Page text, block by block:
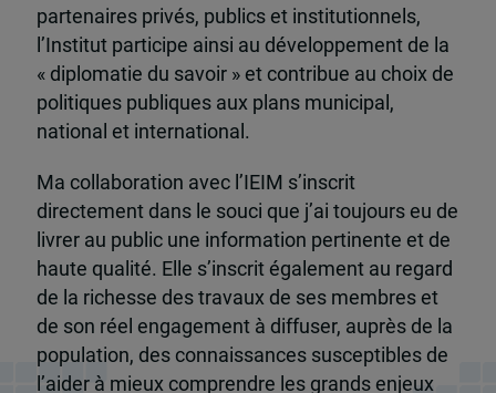
partenaires privés, publics et institutionnels,
l’Institut participe ainsi au développement de la
« diplomatie du savoir » et contribue au choix de
politiques publiques aux plans municipal,
national et international.
Ma collaboration avec l’IEIM s’inscrit
directement dans le souci que j’ai toujours eu de
livrer au public une information pertinente et de
haute qualité. Elle s’inscrit également au regard
de la richesse des travaux de ses membres et
de son réel engagement à diffuser, auprès de la
population, des connaissances susceptibles de
l’aider à mieux comprendre les grands enjeux